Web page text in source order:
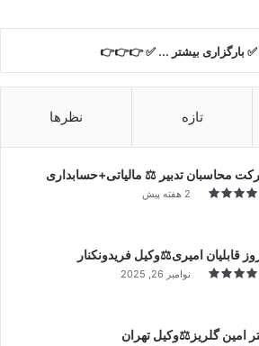
بارگزاری بیشتر ... ✅ 👉👉👉
تازه نظرها
محاسبان تدبیر ⚖️ مالیاتی+حسابداری
2 هفته پیش
قابلیان امیری⚖️وکیل فریدونکنار
نوامبر 26, 2025
امین گلریز⚖️وکیل تهران